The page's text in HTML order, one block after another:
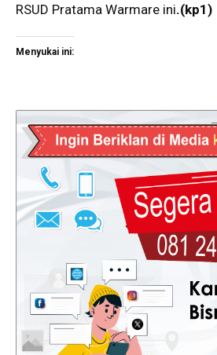
RSUD Pratama Warmare ini.(kp1)
Menyukai ini: